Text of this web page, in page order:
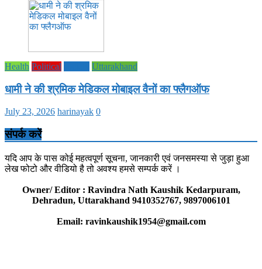
Health Political Uttarakhand
धामी ने की श्रमिक मेडिकल मोबाइल वैनों का फ्लैगऑफ
July 23, 2026 harinayak 0
संपर्क करें
यदि आप के पास कोई महत्वपूर्ण सूचना, जानकारी एवं जनसमस्या से जुड़ा हुआ
लेख फोटो और वीडियो है तो अवश्य हमसे सम्पर्क करें ।
Owner/ Editor : Ravindra Nath Kaushik Kedarpuram,
Dehradun, Uttarakhand 9410352767, 9897006101
Email: ravinkaushik1954@gmail.com